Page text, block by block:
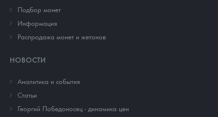
Подбор монет
Информация
Распродажа монет и жетонов
НОВОСТИ
Аналитика и события
Cтатьи
Георгий Победоносец - динамика цен